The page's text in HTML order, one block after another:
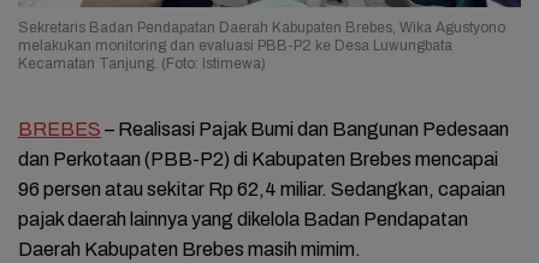
Sekretaris Badan Pendapatan Daerah Kabupaten Brebes, Wika Agustyono
melakukan monitoring dan evaluasi PBB-P2 ke Desa Luwungbata
Kecamatan Tanjung. (Foto: Istimewa)
BREBES – Realisasi Pajak Bumi dan Bangunan Pedesaan
dan Perkotaan (PBB-P2) di Kabupaten Brebes mencapai
96 persen atau sekitar Rp 62,4 miliar. Sedangkan, capaian
pajak daerah lainnya yang dikelola Badan Pendapatan
Daerah Kabupaten Brebes masih mimim.